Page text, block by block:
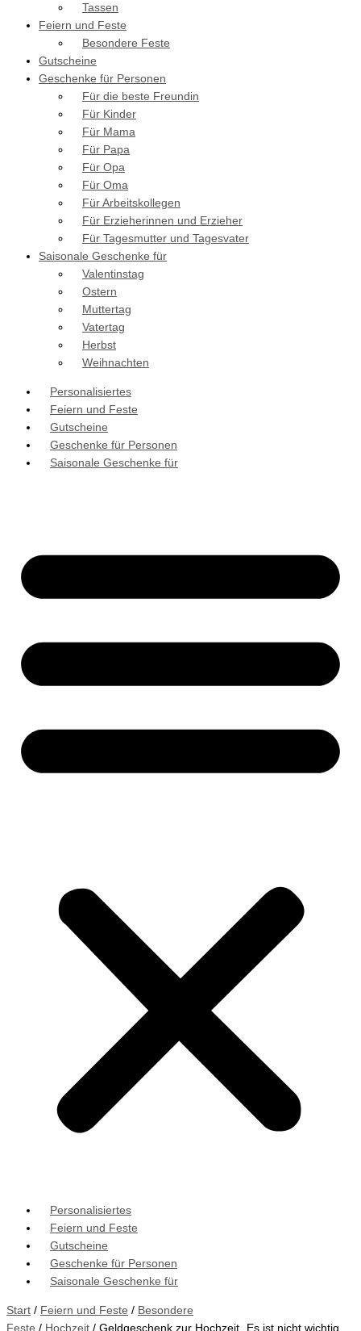
Tassen
Feiern und Feste
Besondere Feste
Gutscheine
Geschenke für Personen
Für die beste Freundin
Für Kinder
Für Mama
Für Papa
Für Opa
Für Oma
Für Arbeitskollegen
Für Erzieherinnen und Erzieher
Für Tagesmutter und Tagesvater
Saisonale Geschenke für
Valentinstag
Ostern
Muttertag
Vatertag
Herbst
Weihnachten
Personalisiertes
Feiern und Feste
Gutscheine
Geschenke für Personen
Saisonale Geschenke für
Personalisiertes
Feiern und Feste
Gutscheine
Geschenke für Personen
Saisonale Geschenke für
Start / Feiern und Feste / Besondere
Feste / Hochzeit / Geldgeschenk zur Hochzeit „Es ist nicht wichtig